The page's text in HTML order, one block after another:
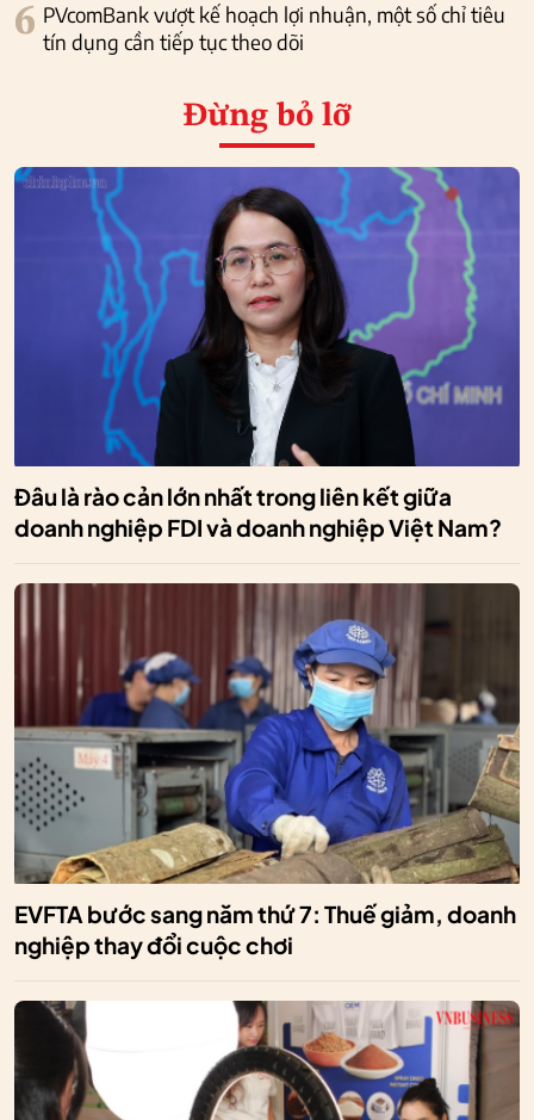
6 PVcomBank vượt kế hoạch lợi nhuận, một số chỉ tiêu
tín dụng cần tiếp tục theo dõi
Đừng bỏ lỡ
Đâu là rào cản lớn nhất trong liên kết giữa
doanh nghiệp FDI và doanh nghiệp Việt Nam?
EVFTA bước sang năm thứ 7: Thuế giảm, doanh
nghiệp thay đổi cuộc chơi